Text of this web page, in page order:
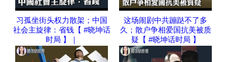
习孤坐街头权力散架；中国
社会主旋律：省钱【 #晓坤话
时局 】｜
这场闹剧中共蹦跶不了多
久；散户争相爱国抗美被质
疑【 #晓坤话时局 】